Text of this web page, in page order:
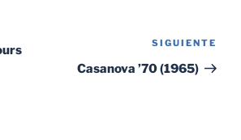
SIGUIENTE
Casanova ’70 (1965)